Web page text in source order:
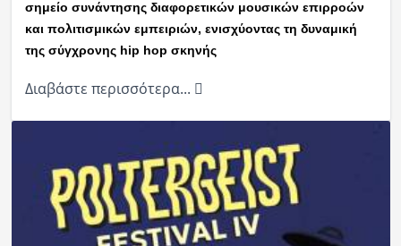
σημείο συνάντησης διαφορετικών μουσικών επιρροών
και πολιτισμικών εμπειριών, ενισχύοντας τη δυναμική
της σύγχρονης hip hop σκηνής
Διαβάστε περισσότερα...